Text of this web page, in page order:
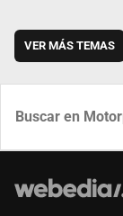
VER MÁS TEMAS